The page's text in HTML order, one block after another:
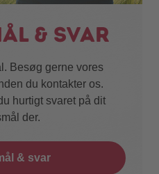
& svar
Besøg gerne vores
du kontakter os.
hurtigt svaret på dit
der.
& svar